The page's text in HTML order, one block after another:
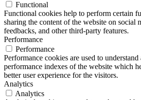
Functional
Functional cookies help to perform certain
sharing the content of the website on social
feedbacks, and other third-party features.
Performance
Performance
Performance cookies are used to
performance indexes of the website which
better user experience for the visitors.
Analytics
Analytics